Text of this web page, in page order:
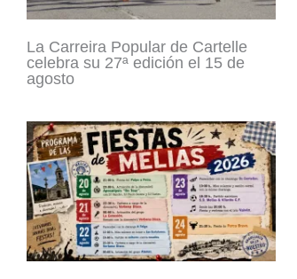
La Carreira Popular de Cartelle
celebra su 27ª edición el 15 de
agosto